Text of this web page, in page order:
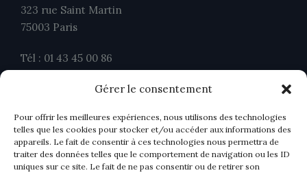
Gérer le consentement
Pour offrir les meilleures expériences, nous utilisons des technologies
telles que les cookies pour stocker et/ou accéder aux informations des
appareils. Le fait de consentir à ces technologies nous permettra de
traiter des données telles que le comportement de navigation ou les ID
uniques sur ce site. Le fait de ne pas consentir ou de retirer son
323 rue Saint Martin
75003 Paris
Tél : 01 43 45 00 86
contact@ahavocats.fr